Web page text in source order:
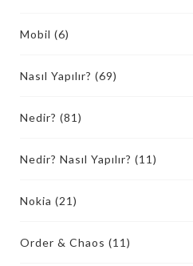
Mobil (6)
Nasıl Yapılır? (69)
Nedir? (81)
Nedir? Nasıl Yapılır? (11)
Nokia (21)
Order & Chaos (11)